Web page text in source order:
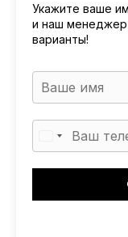
Укажите ваше
и наш
варианты!